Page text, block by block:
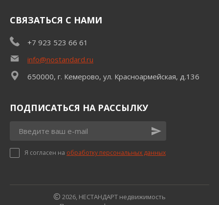
СВЯЗАТЬСЯ С НАМИ
+7 923 523 66 61
info@nostandard.ru
650000, г. Кемерово, ул. Красноармейская, д.136
ПОДПИСАТЬСЯ НА РАССЫЛКУ
Я согласен на обработку персональных данных
2026, НЕСТАНДАРТ недвижимость